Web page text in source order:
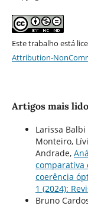
Este trabalho está
Attribution-
Artigos mais
Larissa
Monteiro,
Andrade,
comparativa
coerência
1 (2024):
Bruno